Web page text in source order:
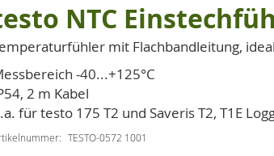
NTC
mit Flachbandleitung,
-40...+125°C
2 m Kabel
für testo 175 T2 und Saveris T2, T1E
TESTO-0572 1001